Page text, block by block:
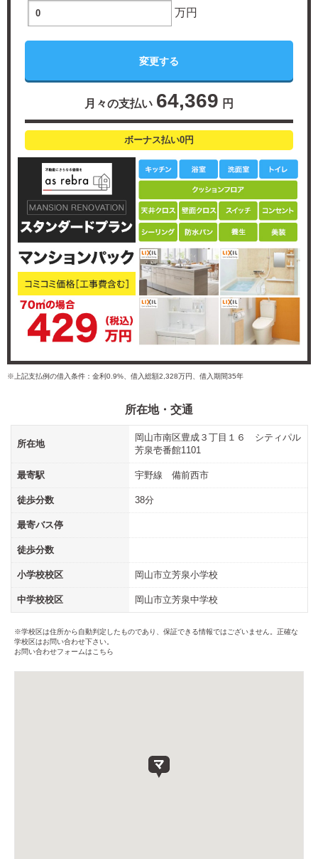
万円
月々の支払い 64,369 円
ボーナス払い0円
※上記支払例の借入条件：金利0.9%、借入総額2,328万円、借入期間35年
所在地・交通
所在地
岡山市南区豊成３丁目１６ シティパル
芳泉壱番館1101
最寄駅 宇野線 備前西市
徒歩分数 38分
最寄バス停
徒歩分数
小学校校区 岡山市立芳泉小学校
中学校校区 岡山市立芳泉中学校
※学校区は住所から自動判定したものであり、保証できる情報ではございません。正確な
学校区はお問い合わせ下さい。
お問い合わせフォームはこちら